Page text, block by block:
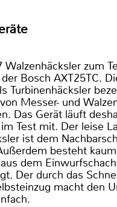
Walzenhäcksler zum
Bosch AXT25TC.
Turbinenhäcksler
Messer- und
Das Gerät läuft
Test mit. Der leise
ist dem
besteht
dem
Der durch das
macht den